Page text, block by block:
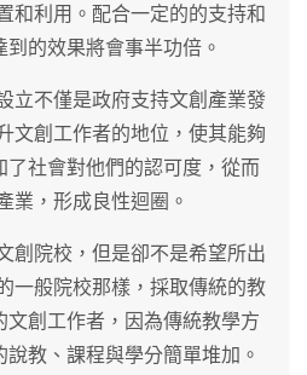
和利用。配合一定的的支持和
到的效果將會事半功倍。
立不僅是政府支持文創產業發
文創工作者的地位，使其能夠
了社會對他們的認可度，從而
業，形成良性迴圈。
創院校，但是卻不是希望所出
一般院校那樣，採取傳統的教
文創工作者，因為傳統教學方
說教、課程與學分簡單堆加。